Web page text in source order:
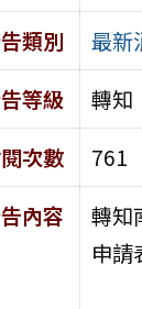
類別
最新
等級
轉知
次數
761
內容
轉知
申請